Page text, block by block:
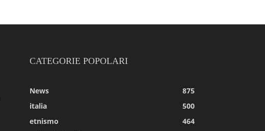
CATEGORIE POPOLARI
News
875
italia
500
etnismo
464